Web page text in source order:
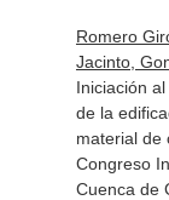
Romero
Jacinto,
Iniciación
de la
material de
Congreso
Cuenca de